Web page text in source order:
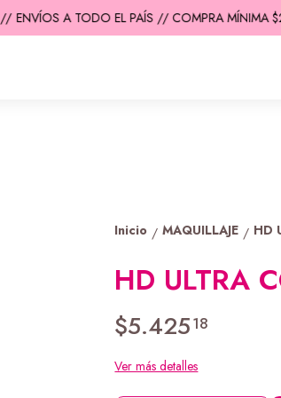
ENVÍOS A TODO EL PAÍS // COMPRA MÍNIMA
Inicio / MAQUILLAJE / HD
HD ULTRA
$5.42518
Ver más detalles